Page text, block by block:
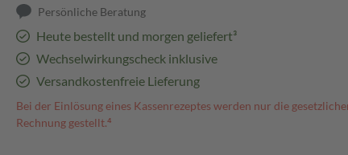
Persönliche Beratung
Heute bestellt und morgen geliefert³
Wechselwirkungscheck inklusive
Versandkostenfreie Lieferung
Bei der Einlösung eines Kassenrezeptes werden nur die
Rechnung gestellt.⁴